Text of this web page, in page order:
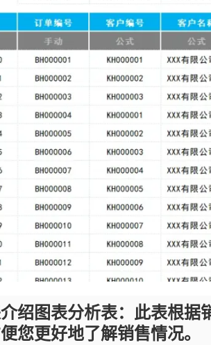
绍图表分析表：此表根据
您更好地了解销售情况。